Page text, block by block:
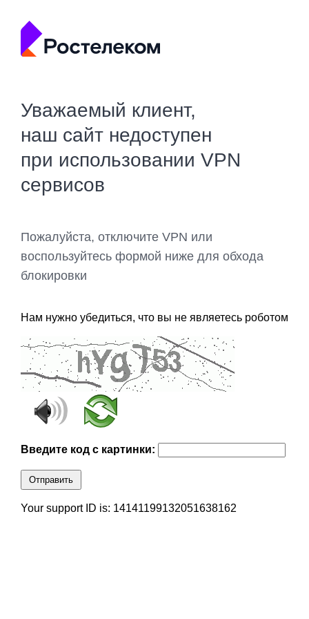
Уважаемый клиент,
наш сайт недоступен
при использовании VPN
сервисов
Пожалуйста, отключите VPN или
воспользуйтесь формой ниже для обхода
блокировки
Нам нужно убедиться, что вы не являетесь роботом
Введите код с картинки:
Отправить
Your support ID is: 14141199132051638162